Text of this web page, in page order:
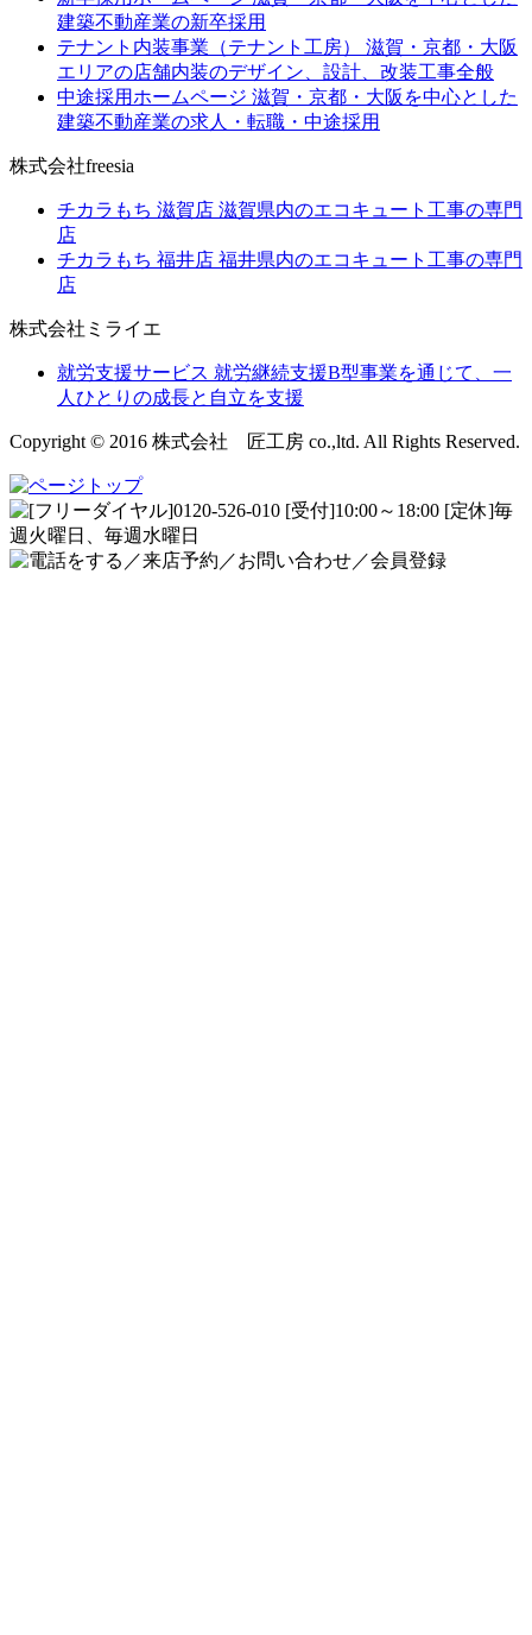
建築不動産業の新卒採用
テナント内装事業（テナント工房）
滋賀・京都・大阪
エリアの店舗内装のデザイン、設計、改装工事全般
中途採用ホームページ 滋賀・京都・大阪を中心とした
建築不動産業の求人・転職・中途採用
株式会社freesia
チカラもち 滋賀店 滋賀県内のエコキュート工事の専門
店
チカラもち 福井店 福井県内のエコキュート工事の専門
店
株式会社ミライエ
就労支援サービス 就労継続支援B型事業を通じて、一
人ひとりの成長と自立を支援
Copyright © 2016 株式会社 匠工房 co.,ltd. All Rights Reserved.